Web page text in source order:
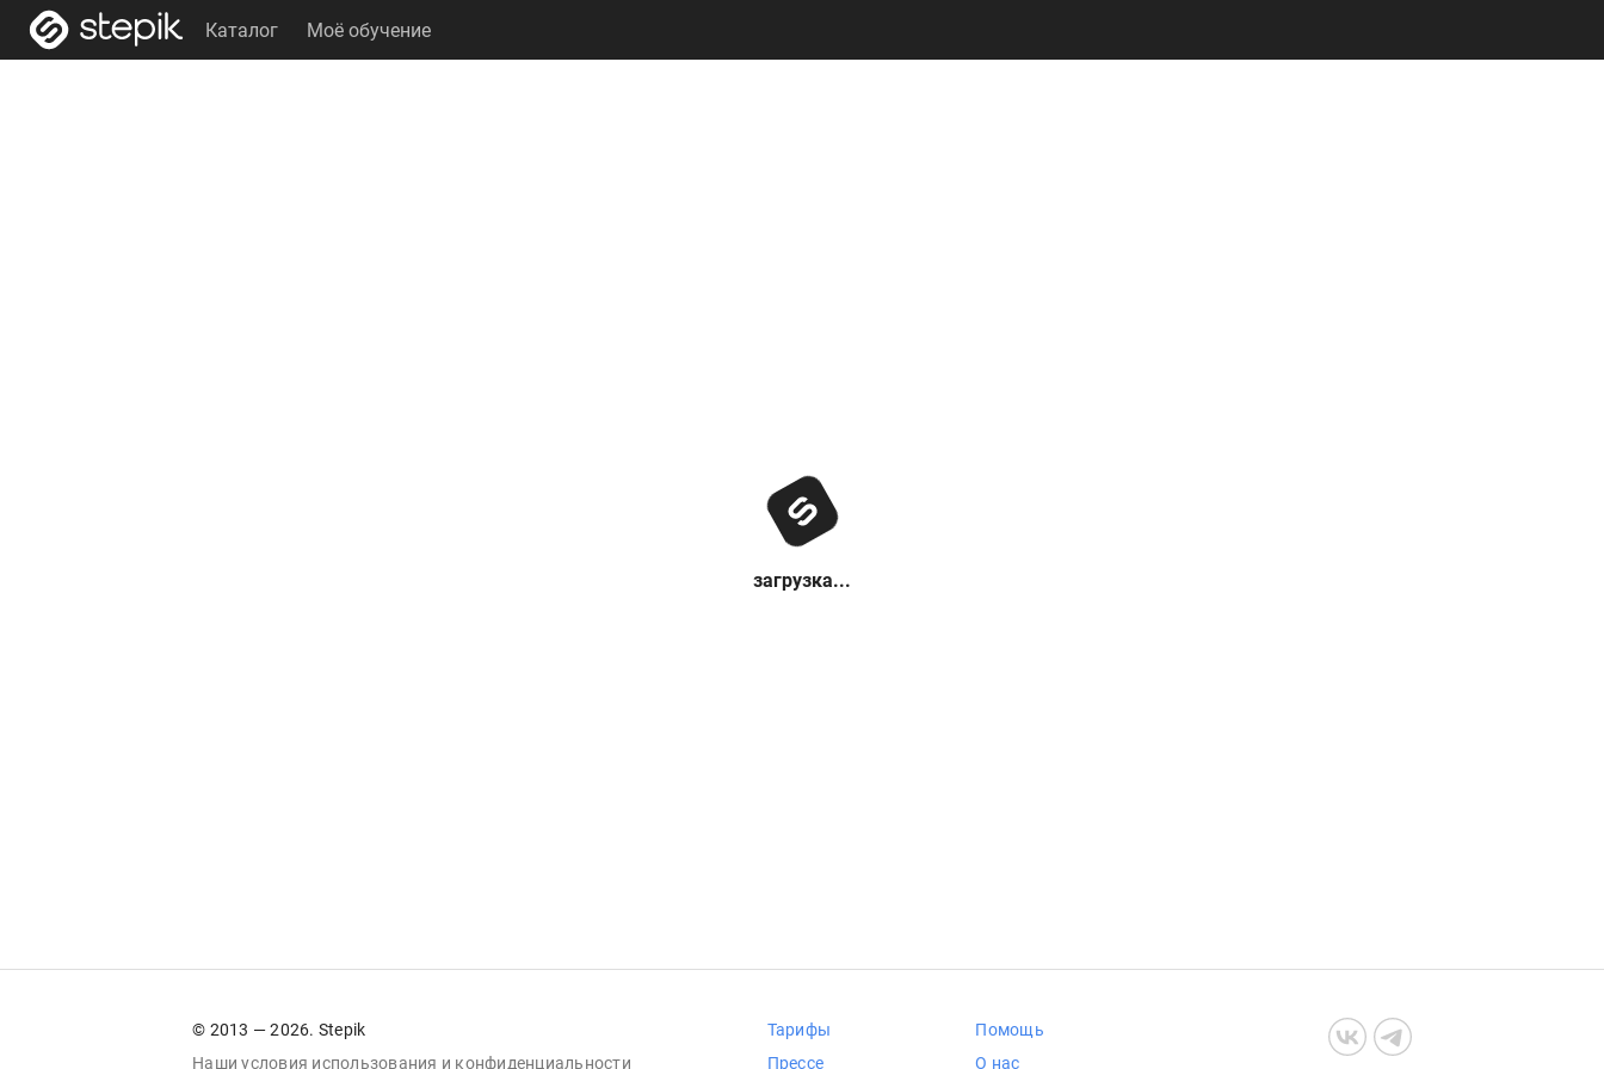
Каталог Моё обучение
загрузка...
© 2013 — 2026. Stepik
Наши условия использования и конфиденциальности
Тарифы
Прессе
Помощь
О нас